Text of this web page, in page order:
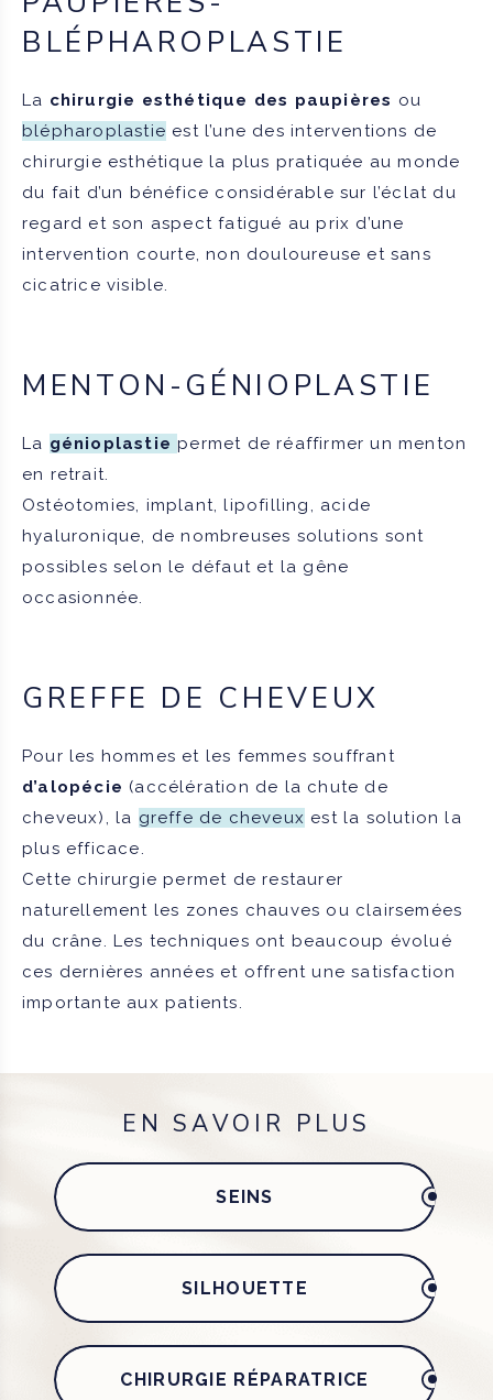
BLÉPHAROPLASTIE
La chirurgie esthétique des paupières ou
blépharoplastie est l’une des interventions de
chirurgie esthétique la plus pratiquée au monde
du fait d’un bénéfice considérable sur l’éclat du
regard et son aspect fatigué au prix d’une
intervention courte, non douloureuse et sans
cicatrice visible.
MENTON-GÉNIOPLASTIE
La génioplastie permet de réaffirmer un menton
en retrait.
Ostéotomies, implant, lipofilling, acide
hyaluronique, de nombreuses solutions sont
possibles selon le défaut et la gêne
occasionnée.
GREFFE DE CHEVEUX
Pour les hommes et les femmes souffrant
d’alopécie (accélération de la chute de
cheveux), la greffe de cheveux est la solution la
plus efficace.
Cette chirurgie permet de restaurer
naturellement les zones chauves ou clairsemées
du crâne. Les techniques ont beaucoup évolué
ces dernières années et offrent une satisfaction
importante aux patients.
EN SAVOIR PLUS
SEINS
SILHOUETTE
CHIRURGIE RÉPARATRICE